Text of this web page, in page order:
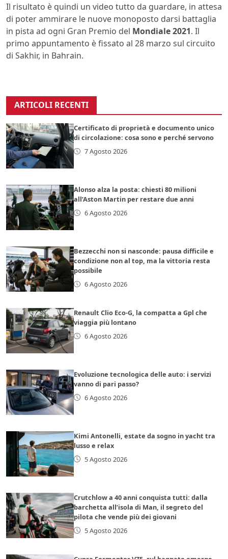
Il risultato è quindi un video tutto da guardare, in attesa
di poter ammirare le nuove monoposto darsi battaglia
in pista ad ogni Gran Premio del Mondiale 2021. Il
primo appuntamento è fissato al 28 marzo sul circuito
di Sakhir, in Bahrain.
ARTICOLI RECENTI
Certificato di proprietà e documento unico
di circolazione: cosa sono e perché servono
7 Agosto 2026
Alonso alza la posta: chiesti 80 milioni
all’Aston Martin per restare due anni
6 Agosto 2026
Bezzecchi non si nasconde: pausa difficile e
condizione non al top, ma la vittoria resta
possibile
6 Agosto 2026
Renault Clio Eco-G, la compatta a Gpl che
viaggia più lontano
6 Agosto 2026
Evoluzione tecnologica delle auto: i servizi
vanno di pari passo?
6 Agosto 2026
Kimi Antonelli, estate da sogno in yacht tra
lusso e relax
5 Agosto 2026
Crutchlow a 40 anni conquista tutti: dalla
barchetta all’isola di Man, il segreto del
pilota che vende più dei giovani
5 Agosto 2026